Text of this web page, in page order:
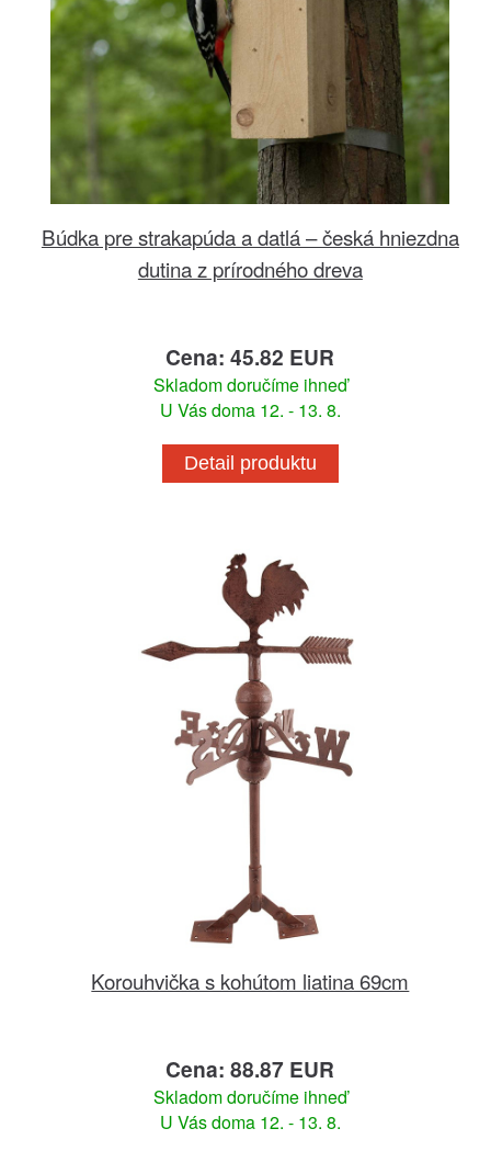
Búdka pre strakapúda a datlá – česká hniezdna
dutina z prírodného dreva
Cena: 45.82 EUR
Skladom doručíme ihneď
U Vás doma 12. - 13. 8.
Detail produktu
Korouhvička s kohútom liatina 69cm
Cena: 88.87 EUR
Skladom doručíme ihneď
U Vás doma 12. - 13. 8.